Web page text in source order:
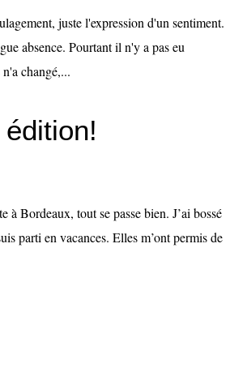
juste l'expression d'un sentiment.
absence. Pourtant il n'y a pas eu
changé,...
Bordeaux, tout se passe bien. J’ai bossé
parti en vacances. Elles m’ont permis de